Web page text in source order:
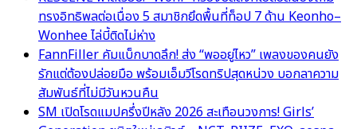
ทรงอิทธิพลต่อเนื่อง 5 สมาชิกยึดพื้นที่ท็อป 7 ด้าน Keonho–
Wonhee ไล่บี้ติดไม่ห่าง
FannFiller คัมแบ็กบาดลึก! ส่ง “พออยู่ไหว” เพลงของคนยัง
รักแต่ต้องปล่อยมือ พร้อมเอ็มวีโรดทริปสุดหน่วง บอกลาความ
สัมพันธ์ที่ไม่มีวันหวนคืน
SM เปิดโรดแมปครึ่งปีหลัง 2026 สะเทือนวงการ! Girls’